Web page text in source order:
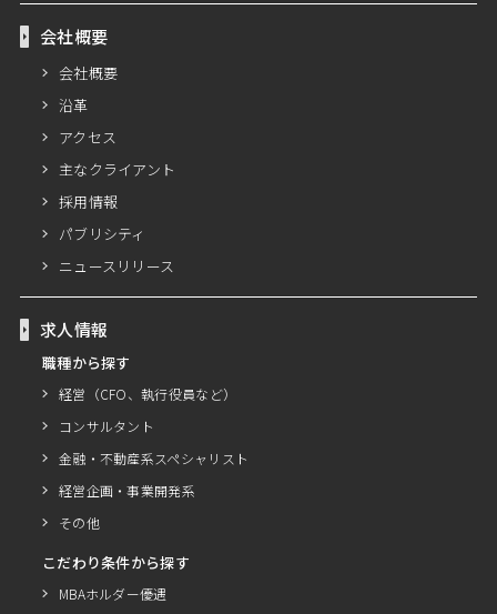
会社概要
会社概要
沿革
アクセス
主なクライアント
採用情報
パブリシティ
ニュースリリース
求人情報
職種から探す
経営（CFO、執行役員など）
コンサルタント
金融・不動産系スペシャリスト
経営企画・事業開発系
その他
こだわり条件から探す
MBAホルダー優遇